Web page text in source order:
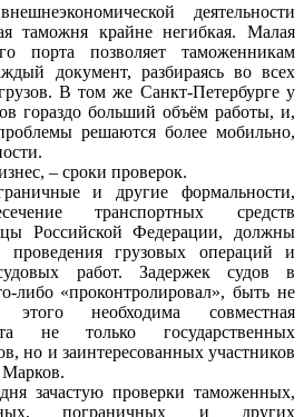
деятельности
таможня крайне негибкая. Малая
порта позволяет таможенникам
документ, разбираясь во всех
В том же Санкт-Петербурге у
гораздо больший объём работы, и,
решаются более мобильно,
– сроки проверок.
и другие формальности,
транспортных средств
Российской Федерации, должны
проведения грузовых операций и
работ. Задержек судов в
либо «проконтролировал», быть не
необходима совместная
не только государственных
но и заинтересованных участников
зачастую проверки таможенных,
пограничных и других